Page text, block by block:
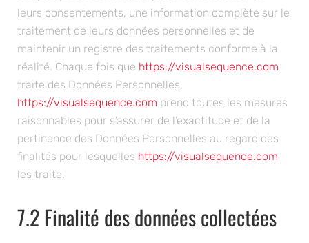
leurs consentements, une information complète sur le
traitement de leurs données personnelles et de
maintenir un registre des traitements conforme à la
réalité. Chaque fois que https://visualsequence.com
traite des Données Personnelles,
https://visualsequence.com prend toutes les mesures
raisonnables pour s’assurer de l’exactitude et de la
pertinence des Données Personnelles au regard des
finalités pour lesquelles https://visualsequence.com
les traite.
7.2 Finalité des données collectées